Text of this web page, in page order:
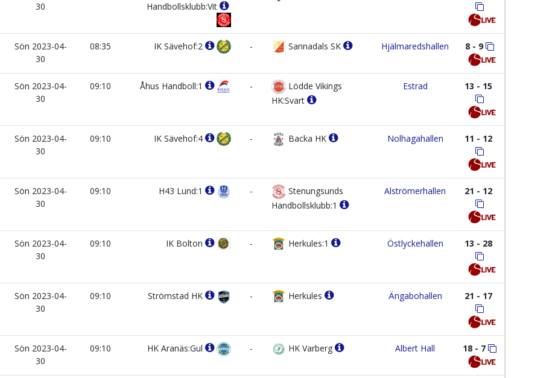
30
Handbollsklubb:Vit
Sön 2023-04-
30
08:35 IK Sävehof:2 - Sannadals SK Hjälmaredshallen 8 - 9
Sön 2023-04-
30
09:10 Åhus Handboll:1 -
Lödde Vikings
HK:Svart
Estrad 13 - 15
Sön 2023-04-
30
09:10 IK Sävehof:4 - Backa HK Nolhagahallen 11 - 12
Sön 2023-04-
30
09:10 H43 Lund:1 -
Stenungsunds
Handbollsklubb:1
Alströmerhallen 21 - 12
Sön 2023-04-
30
09:10 IK Bolton - Herkules:1 Östlyckehallen 13 - 28
Sön 2023-04-
30
09:10 Strömstad HK - Herkules Ängabohallen 21 - 17
Sön 2023-04-
30
09:10 HK Aranäs:Gul - HK Varberg Albert Hall 18 - 7